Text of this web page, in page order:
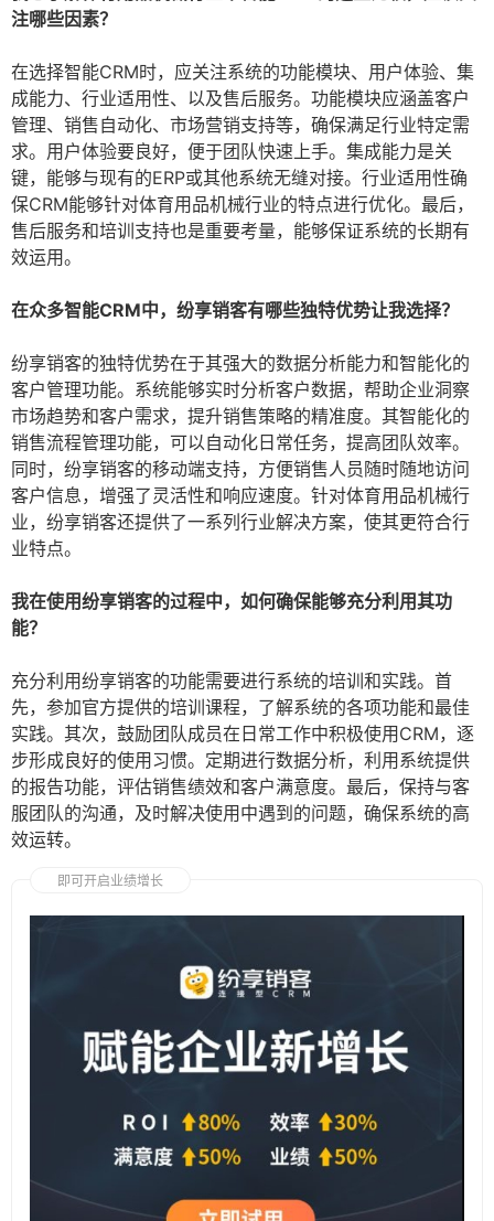
注哪些因素？
在选择智能CRM时，应关注系统的功能模块、用户体验、集
成能力、行业适用性、以及售后服务。功能模块应涵盖客户
管理、销售自动化、市场营销支持等，确保满足行业特定需
求。用户体验要良好，便于团队快速上手。集成能力是关
键，能够与现有的ERP或其他系统无缝对接。行业适用性确
保CRM能够针对体育用品机械行业的特点进行优化。最后，
售后服务和培训支持也是重要考量，能够保证系统的长期有
效运用。
在众多智能CRM中，纷享销客有哪些独特优势让我选择？
纷享销客的独特优势在于其强大的数据分析能力和智能化的
客户管理功能。系统能够实时分析客户数据，帮助企业洞察
市场趋势和客户需求，提升销售策略的精准度。其智能化的
销售流程管理功能，可以自动化日常任务，提高团队效率。
同时，纷享销客的移动端支持，方便销售人员随时随地访问
客户信息，增强了灵活性和响应速度。针对体育用品机械行
业，纷享销客还提供了一系列行业解决方案，使其更符合行
业特点。
我在使用纷享销客的过程中，如何确保能够充分利用其功
能？
充分利用纷享销客的功能需要进行系统的培训和实践。首
先，参加官方提供的培训课程，了解系统的各项功能和最佳
实践。其次，鼓励团队成员在日常工作中积极使用CRM，逐
步形成良好的使用习惯。定期进行数据分析，利用系统提供
的报告功能，评估销售绩效和客户满意度。最后，保持与客
服团队的沟通，及时解决使用中遇到的问题，确保系统的高
效运转。
即可开启业绩增长